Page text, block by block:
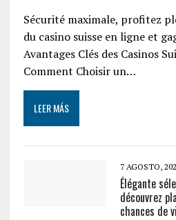
Sécurité maximale, profitez
du casino suisse en ligne et
Avantages Clés des Casinos
Comment Choisir un…
LEER MÁS
7 AGOSTO,
Élégante
découvrez
chances de